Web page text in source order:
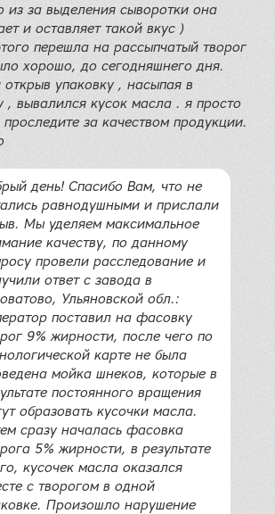
из за выделения сыворотки она
и оставляет такой вкус )
перешла на рассыпчатый творог
хорошо, до сегодняшнего дня.
открыв упаковку , насыпая в
, вывалился кусок масла . я просто
за качеством продукции.
день! Спасибо Вам, что не
равнодушными и прислали
Мы уделяем максимальное
качеству, по данному
провели расследование и
ответ с завода в
Ульяновской обл.:
поставил на фасовку
9% жирности, после чего по
карте не была
мойка шнеков, которые в
постоянного вращения
образовать кусочки масла.
сразу началась фасовка
5% жирности, в результате
кусочек масла оказался
с творогом в одной
Произошло нарушение